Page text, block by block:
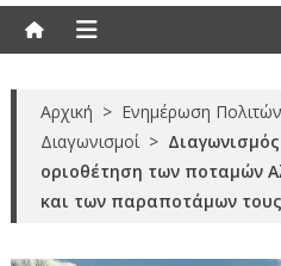
Αρχική > Ενημέρωση Πολιτών
Διαγωνισμοί >
οριοθέτηση των ποταμών
και των παραποτάμων